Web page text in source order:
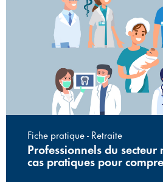
Fiche pratique - Retraite
Professionnels du secteur
cas pratiques pour